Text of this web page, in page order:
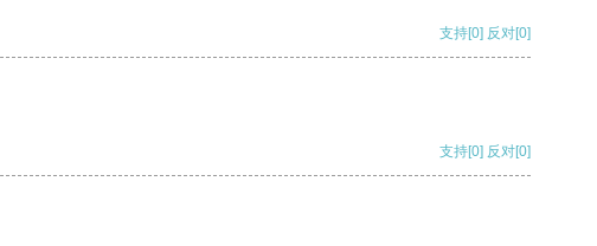
支持[0] 反对[0]
支持[0] 反对[0]